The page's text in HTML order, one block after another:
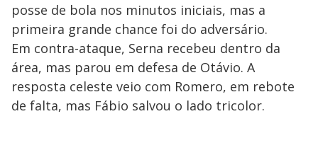
posse de bola nos minutos iniciais, mas a
primeira grande chance foi do adversário.
Em contra-ataque, Serna recebeu dentro da
área, mas parou em defesa de Otávio. A
resposta celeste veio com Romero, em rebote
de falta, mas Fábio salvou o lado tricolor.